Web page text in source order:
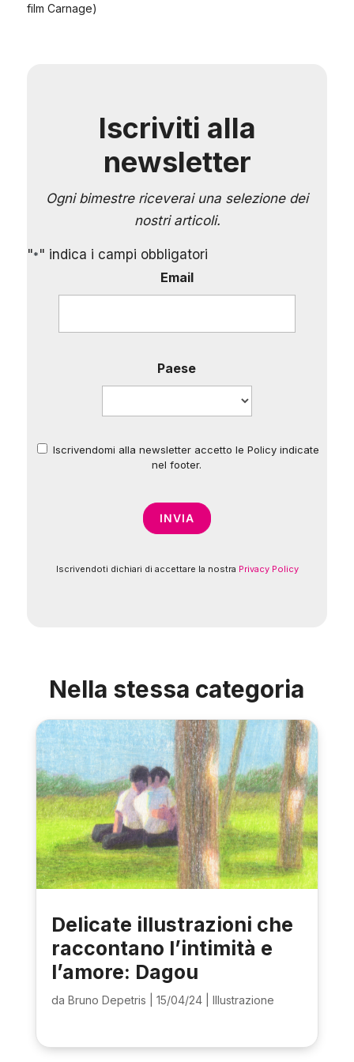
film Carnage)
Iscriviti alla
newsletter
Ogni bimestre riceverai una selezione dei
nostri articoli.
"*" indica i campi obbligatori
Email
Paese
*
Iscrivendomi alla newsletter accetto le Policy indicate
nel footer.
Iscrivendoti dichiari di accettare la nostra Privacy Policy
Nella stessa categoria
Delicate illustrazioni che
raccontano l’intimità e
l’amore: Dagou
da Bruno Depetris 15/04/24| Illustrazione